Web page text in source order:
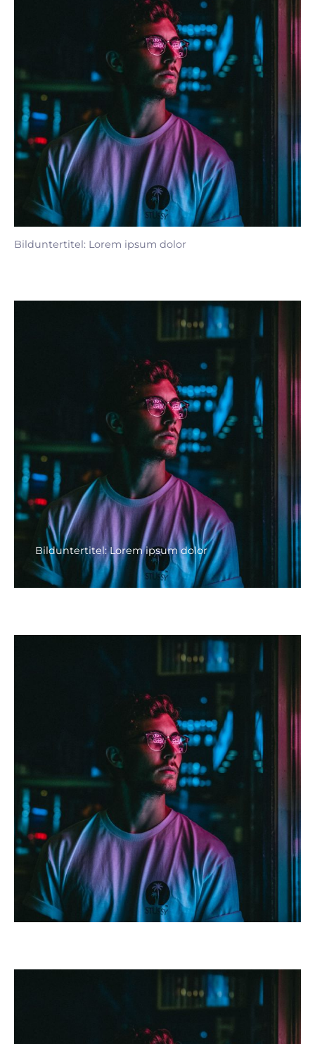
Bilduntertitel: Lorem ipsum dolor
Bilduntertitel: Lorem ipsum dolor